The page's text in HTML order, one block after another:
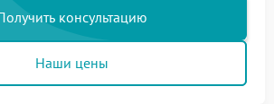
консультацию
Наши цены